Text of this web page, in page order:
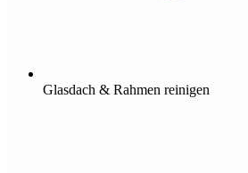
Glasdach & Rahmen reinigen